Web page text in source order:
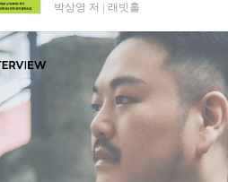
박상영 저 래빗홀